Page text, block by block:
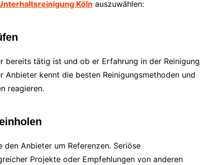
Köln auszuwählen:
bereits tätig ist und ob er Erfahrung in der Reinigung
Anbieter kennt die besten Reinigungsmethoden und
reagieren.
Anbieter um Referenzen. Seriöse
Projekte oder Empfehlungen von anderen